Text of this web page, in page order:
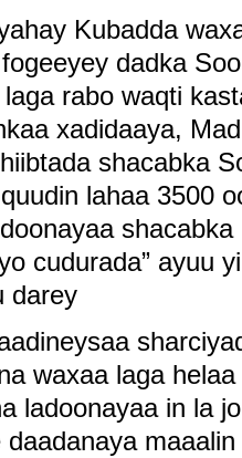
Kubadda
dadka
rabo waqti
xadidaaya,
shacabka
lahaa 3500
cudurada” ayuu
darey
waxaa laga
ladoonayaa in la